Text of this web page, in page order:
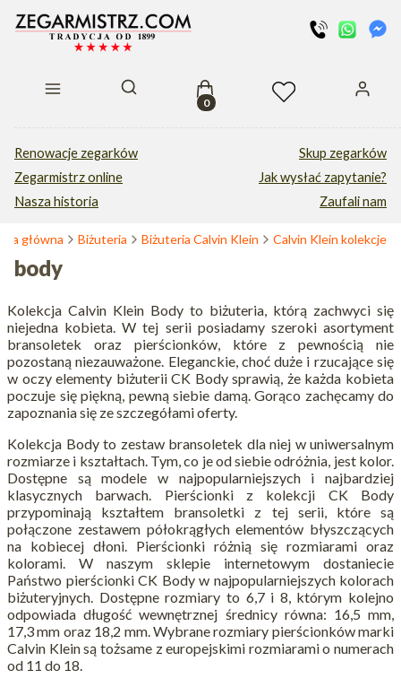
Otwórz wyszukiwarkęProdukty w koszyku: 0. Zobacz
Renowacje zegarków
Zegarmistrz online
Nasza historia
Skup zegarków
Jak wysłać zapytanie?
Zaufali nam
główna Biżuteria Biżuteria Calvin Klein Calvin Klein kolekcje
body
Kolekcja Calvin Klein Body to biżuteria, którą zachwyci się
niejedna kobieta. W tej serii posiadamy szeroki asortyment
bransoletek oraz pierścionków, które z pewnością nie
pozostaną niezauważone. Eleganckie, choć duże i rzucające się
w oczy elementy biżuterii CK Body sprawią, że każda kobieta
poczuje się piękną, pewną siebie damą. Gorąco zachęcamy do
zapoznania się ze szczegółami oferty.
Kolekcja Body to zestaw bransoletek dla niej w uniwersalnym
rozmiarze i kształtach. Tym, co je od siebie odróżnia, jest kolor.
Dostępne są modele w najpopularniejszych i najbardziej
klasycznych barwach. Pierścionki z kolekcji CK Body
przypominają kształtem bransoletki z tej serii, które są
połączone zestawem półokrągłych elementów błyszczących
na kobiecej dłoni. Pierścionki różnią się rozmiarami oraz
kolorami. W naszym sklepie internetowym dostaniecie
Państwo pierścionki CK Body w najpopularniejszych kolorach
biżuteryjnych. Dostępne rozmiary to 6,7 i 8, którym kolejno
odpowiada długość wewnętrznej średnicy równa: 16,5 mm,
17,3 mm oraz 18,2 mm. Wybrane rozmiary pierścionków marki
Calvin Klein są tożsame z europejskimi rozmiarami o numerach
od 11 do 18.